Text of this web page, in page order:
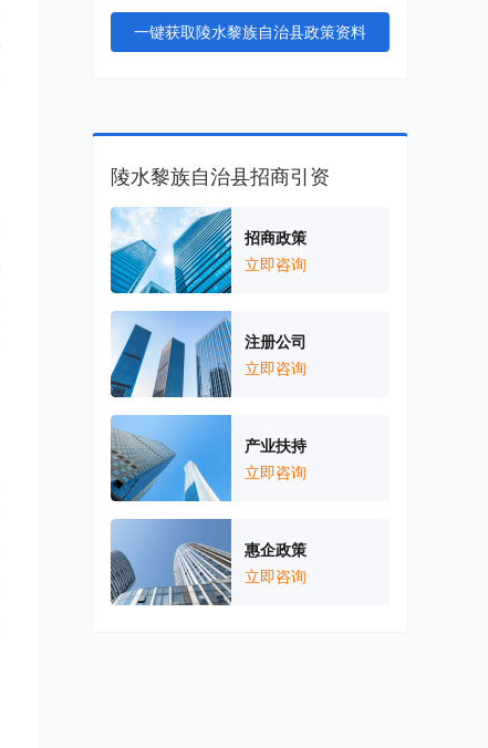
一键获取陵水黎族自治县政策资料
陵水黎族自治县招商引资
招商政策
立即咨询
注册公司
立即咨询
产业扶持
立即咨询
惠企政策
立即咨询